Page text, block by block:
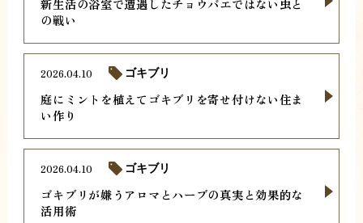
新生活の浴室で遭遇したチョウバエではない虫と
の戦い
庭にミントを植えてゴキブリを寄せ付けない住ま
い作り
2026.04.10 ゴキブリ
ゴキブリが嫌うアロマとハーブの真実と効果的な
活用術
2026.04.10 ゴキブリ